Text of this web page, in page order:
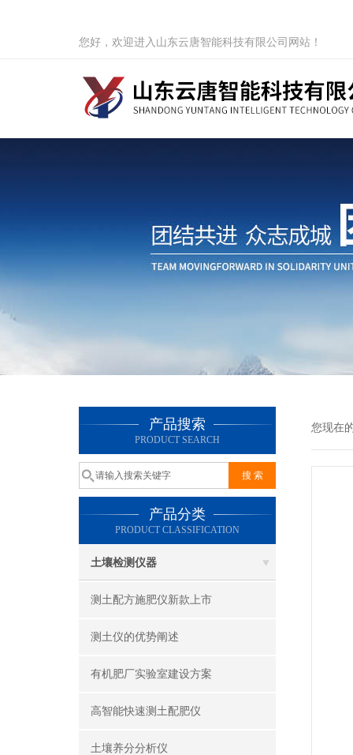
您好，欢迎进入山东云唐智能科技有限公司网站！
产品搜索
PRODUCT SEARCH
产品分类
PRODUCT CLASSIFICATION
土壤检测仪器
测土配方施肥仪新款上市
测土仪的优势阐述
有机肥厂实验室建设方案
高智能快速测土配肥仪
土壤养分分析仪
您现在